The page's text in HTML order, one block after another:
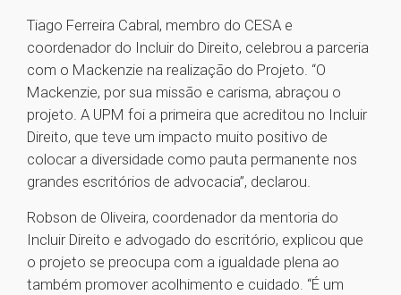
Tiago Ferreira Cabral, membro do CESA e
coordenador do Incluir do Direito, celebrou a parceria
com o Mackenzie na realização do Projeto. “O
Mackenzie, por sua missão e carisma, abraçou o
projeto. A UPM foi a primeira que acreditou no Incluir
Direito, que teve um impacto muito positivo de
colocar a diversidade como pauta permanente nos
grandes escritórios de advocacia”, declarou.
Robson de Oliveira, coordenador da mentoria do
Incluir Direito e advogado do escritório, explicou que
o projeto se preocupa com a igualdade plena ao
também promover acolhimento e cuidado. “É um